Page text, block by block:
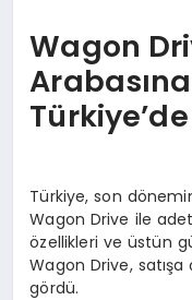
Wagon
Türkiye, son
Wagon Drive ile
özellikleri ve üstün
Wagon Drive, satışa
gördü.